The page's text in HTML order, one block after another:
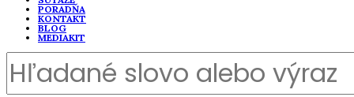
PORADŇA
KONTAKT
BLOG
MEDIAKIT